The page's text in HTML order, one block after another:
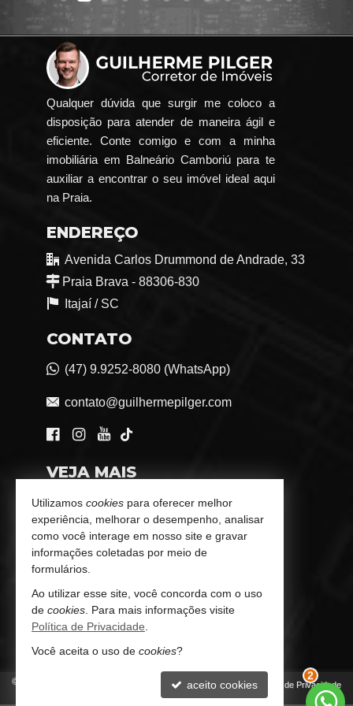
Qualquer dúvida que surgir me coloco a
disposição para atender de maneira ágil e
eficiente. Conte comigo e com a minha
imobiliária em Balneário Camboriú para te
auxiliar a encontrar o seu imóvel ideal aqui
na Praia.
ENDEREÇO
Avenida Carlos Drummond de Andrade, 33
Praia Brava - 88306-830
Itajaí / SC
CONTATO
(47) 9.9252-8080 (WhatsApp)
contato@guilhermepilger.com
VEJA MAIS
Consultoria Imobiliária Personalizada
trabalhe conosco
Indicadores Financeiros
Imóveis Favoritos
Mapa de Imóveis
© Política de Privacidade
2
Utilizamos cookies para oferecer melhor
experiência, melhorar o desempenho, analisar
como você interage em nosso site e gravar
informações coletadas por meio de
formulários.
Ao utilizar esse site, você concorda com o uso
de cookies . Para mais informações visite
Política de Privacidade
Você aceita o uso de cookies?
aceito cookies